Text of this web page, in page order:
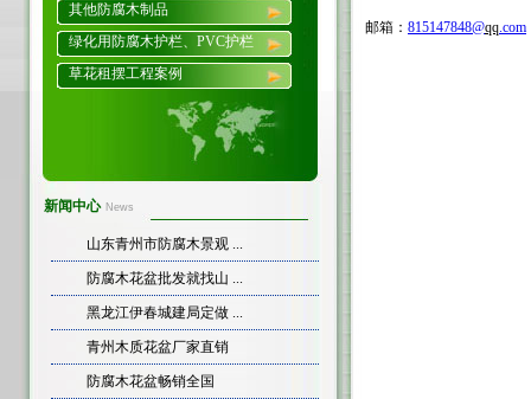
其他防腐木制品
绿化用防腐木护栏、PVC护栏
草花租摆工程案例
新闻中心 News
山东青州市防腐木景观 ...
防腐木花盆批发就找山 ...
黑龙江伊春城建局定做 ...
青州木质花盆厂家直销
防腐木花盆畅销全国
邮箱： 815147848@qq.com